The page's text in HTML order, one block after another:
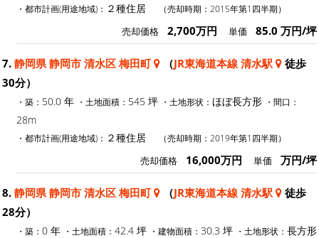
・都市計画(用途地域)： ２種住居 （売却時期：2015年第1四半期）
売却価格 2,700万円 単価 85.0 万円/坪
7. 静岡県 静岡市 清水区 梅田町 （JR東海道本線 清水駅
徒歩
30分）
・築： 50.0 年 ・土地面積： 545 坪 ・土地形状： ほぼ長方形 ・間口：
28m
・都市計画(用途地域)： ２種住居 （売却時期：2019年第1四半期）
売却価格 16,000万円 単価 万円/坪
8. 静岡県 静岡市 清水区 梅田町 （JR東海道本線 清水駅
徒歩
28分）
・築： 0 年 ・土地面積： 42.4 坪 ・建物面積： 30.3 坪 ・土地形状： 長方形